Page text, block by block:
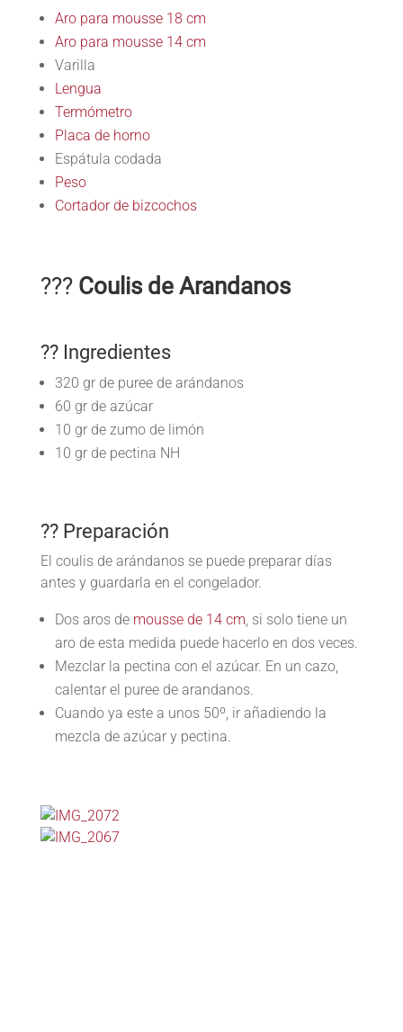
Aro para mousse 18 cm
Aro para mousse 14 cm
Varilla
Lengua
Termómetro
Placa de horno
Espátula codada
Peso
Cortador de bizcochos
??? Coulis de Arandanos
?? Ingredientes
320 gr de puree de arándanos
60 gr de azúcar
10 gr de zumo de limón
10 gr de pectina NH
?? Preparación
El coulis de arándanos se puede preparar días
antes y guardarla en el congelador.
Dos aros de mousse de 14 cm , si solo tiene un
aro de esta medida puede hacerlo en dos veces.
Mezclar la pectina con el azúcar. En un cazo,
calentar el puree de arandanos.
Cuando ya este a unos 50º, ir añadiendo la
mezcla de azúcar y pectina.